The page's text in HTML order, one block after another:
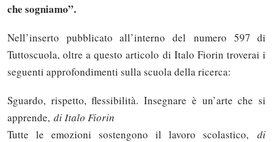
che sogniamo”.
Nell’inserto pubblicato all’interno del numero 597 di
Tuttoscuola, oltre a questo articolo di Italo Fiorin troverai i
seguenti approfondimenti sulla scuola della ricerca:
Sguardo, rispetto, flessibilità. Insegnare è un’arte che si
apprende, di Italo Fiorin
Tutte le emozioni sostengono il lavoro scolastico, di